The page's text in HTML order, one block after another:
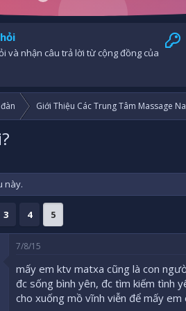
và nhận câu trả lời từ cộng đồng của
Giới Thiệu Các Trung Tâm Massage
này.
3 4 5
7/8/15
mấy em ktv matxa cũng là con
đc sống bình yên, đc tìm kiếm tình
cho xuống mồ vĩnh viễn để mấy em